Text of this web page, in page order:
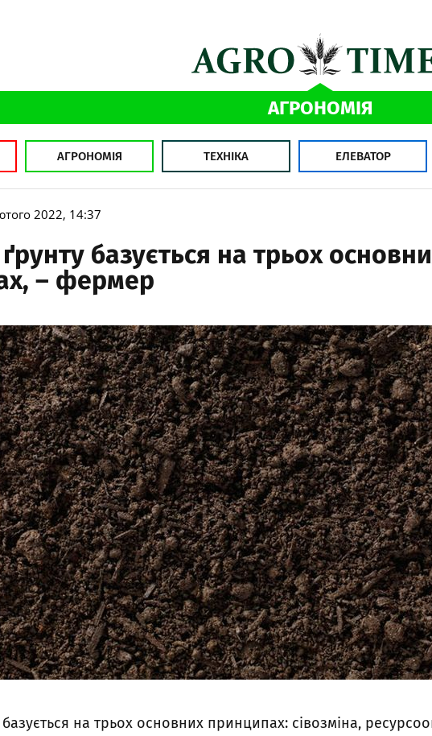
АГРОНОМІЯ
АГРОНОМІЯ ТЕХНІКА ЕЛЕВАТОР
2022, 14:37
базується на трьох
– фермер
базується на трьох основних принципах: сівозміна,